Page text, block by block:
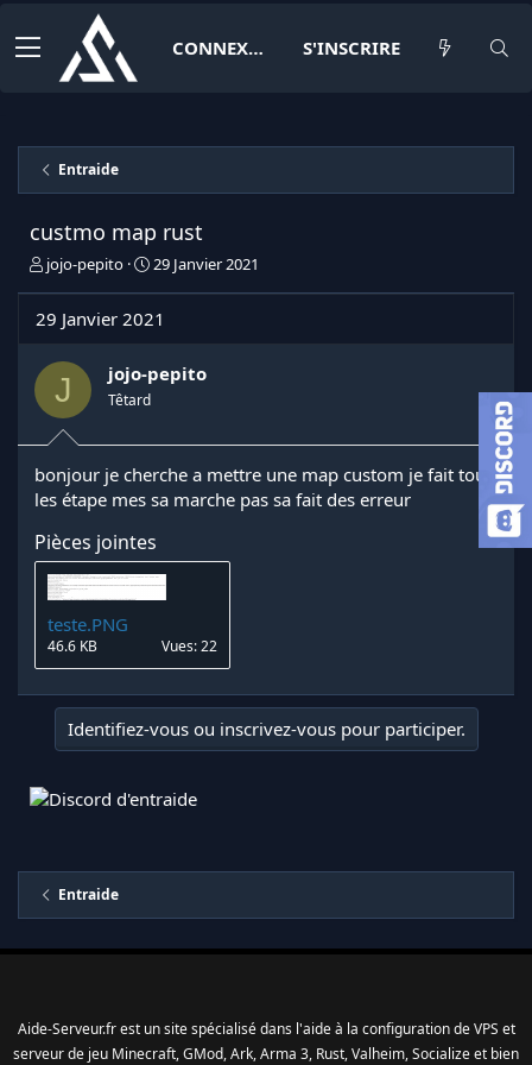
CONNEXION S'INSCRIRE
Entraide
custmo map rust
I
t
a
e
u
d
e
a
d
i
s
c
u
s
s
jojo-pepito
D
e
e
t
29 Janvier 2021
29 Janvier 2021
J jojo-pepito
Têtard
bonjour je cherche a mettre une map custom je fait tout
les étape mes sa marche pas sa fait des erreur
Pièces jointes
teste.PNG
46.6 KB Vues: 22
Identifiez-vous ou inscrivez-vous pour participer.
Entraide
Aide-Serveur.fr est un site spécialisé dans l'aide à la configuration de VPS et
serveur de jeu Minecraft, GMod, Ark, Arma 3, Rust, Valheim, Socialize et bien